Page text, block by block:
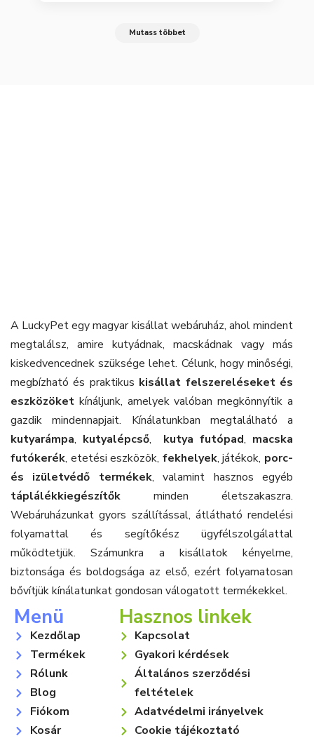
Mutass többet
A LuckyPet egy magyar kisállat webáruház, ahol mindent
megtalálsz, amire kutyádnak, macskádnak vagy más
kiskedvencednek szüksége lehet. Célunk, hogy minőségi,
megbízható és praktikus kisállat felszereléseket és
eszközöket kínáljunk, amelyek valóban megkönnyítik a
gazdik mindennapjait. Kínálatunkban megtalálható a
kutyarámpa, kutyalépcső, kutya futópad, macska
futókerék, etetési eszközök, fekhelyek, játékok, porc-
és izületvédő termékek, valamint hasznos egyéb
táplálékkiegészítők minden életszakaszra.
Webáruházunkat gyors szállítással, átlátható rendelési
folyamattal és segítőkész ügyfélszolgálattal
működtetjük. Számunkra a kisállatok kényelme,
biztonsága és boldogsága az első, ezért folyamatosan
bővítjük kínálatunkat gondosan válogatott termékekkel.
Menü
Kezdőlap
Termékek
Rólunk
Blog
Fiókom
Kosár
Hasznos linkek
Kapcsolat
Gyakori kérdések
Általános szerződési
feltételek
Adatvédelmi irányelvek
Cookie tájékoztató